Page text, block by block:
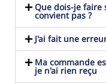
Que dois-je faire
convient pas ?
J'ai fait une
Ma commande
je n'ai rien reçu